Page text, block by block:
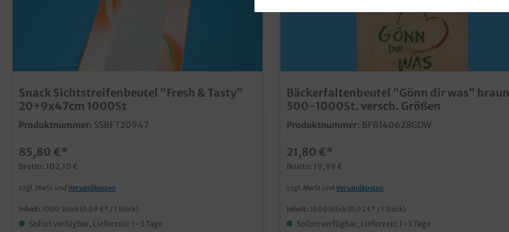
Snack Sichtstreifenbeutel "Fresh & Tasty"
20+9x47cm 1000St
Produktnummer: SSBFT20947
85,80 €*
Brutto: 102,10 €
zzgl. MwSt und Versandkosten
Inhalt: 1000 Stück (0,09 €* / 1 Stück)
Sofort verfügbar, Lieferzeit: 1-3 Tage
Bäckerfaltenbeutel "Gönn dir was" braun
500-1000St. versch. Größen
Produktnummer: BFB140628GDW
21,80 €*
Brutto: 19,99 €
zzgl. MwSt und Versandkosten
Inhalt: 1000 Stück (0,02 €* / 1 Stück)
Sofort verfügbar, Lieferzeit: 1-3 Tage